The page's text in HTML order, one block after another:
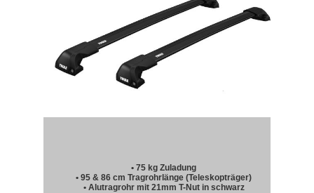
• 75 kg Zuladung
• 95 & 86 cm Tragrohrlänge (Teleskopträger)
• Alutragrohr mit 21mm T-Nut in schwarz